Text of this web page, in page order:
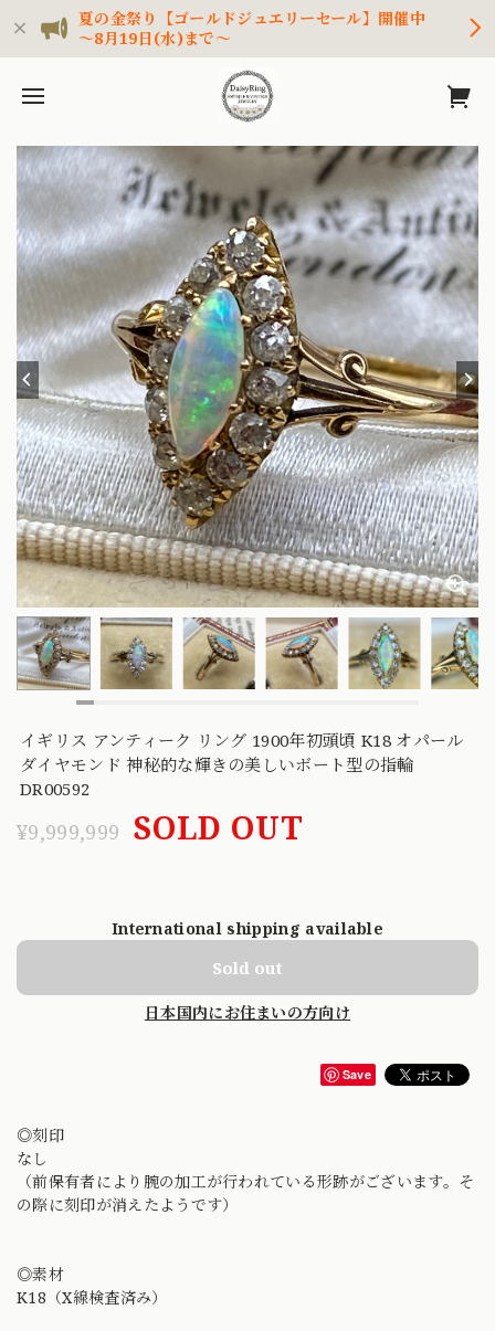
夏の金祭り【ゴールドジュエリーセール】開催中
～8月19日(水)まで～
イギリス アンティーク リング 1900年初頭頃 K18 オパール
ダイヤモンド 神秘的な輝きの美しいボート型の指輪
DR00592
¥9,999,999 SOLD OUT
International shipping available
Sold out
日本国内にお住まいの方向け
Save
◎刻印
なし
（前保有者により腕の加工が行われている形跡がございます。そ
の際に刻印が消えたようです）
◎素材
K18（X線検査済み）